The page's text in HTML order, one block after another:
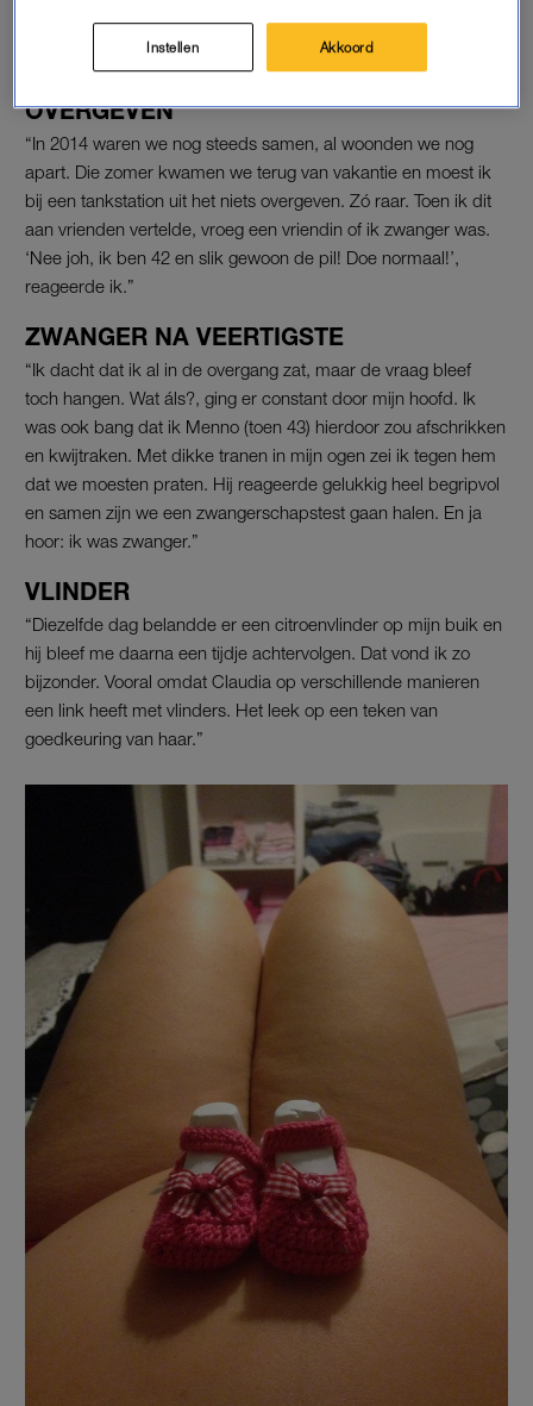
DE ZWANGERSCHAP: ****
OVERGEVEN
“In 2014 waren we nog steeds samen, al woonden we nog
apart. Die zomer kwamen we terug van vakantie en moest ik
bij een tankstation uit het niets overgeven. Zó raar. Toen ik dit
aan vrienden vertelde, vroeg een vriendin of ik zwanger was.
‘Nee joh, ik ben 42 en slik gewoon de pil! Doe normaal!’,
reageerde ik.”
ZWANGER NA VEERTIGSTE
“Ik dacht dat ik al in de overgang zat, maar de vraag bleef
toch hangen. Wat áls?, ging er constant door mijn hoofd. Ik
was ook bang dat ik Menno (toen 43) hierdoor zou afschrikken
en kwijtraken. Met dikke tranen in mijn ogen zei ik tegen hem
dat we moesten praten. Hij reageerde gelukkig heel begripvol
en samen zijn we een zwangerschapstest gaan halen. En ja
hoor: ik was zwanger.”
VLINDER
“Diezelfde dag belandde er een citroenvlinder op mijn buik en
hij bleef me daarna een tijdje achtervolgen. Dat vond ik zo
bijzonder. Vooral omdat Claudia op verschillende manieren
een link heeft met vlinders. Het leek op een teken van
goedkeuring van haar.”
Instellen Akkoord